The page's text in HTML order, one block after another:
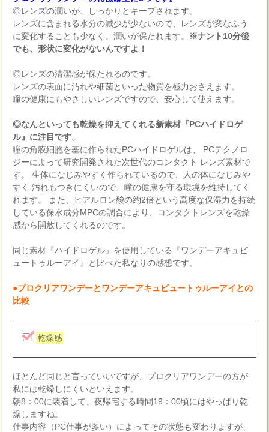
◎レンズの潤いが、しっかりとキープされます。
レンズに含まれる水分の減少が少ないので、レンズが変なふう
に変化することも少なく、潤いが保たれます。 ※ナント10分後
でも、形状に変化がないんですよ！
◎レンズの清潔感が保たれるのです。
レンズの表面に汚れや細菌といった物質を極力おさえます。
瞳の健康にもやさしいレンズですので、安心して使えます。
◎なんといっても乾燥を抑えてくれる新素材『PCハイドロゲ
ル』に注目です。
瞳の角膜細胞を基に作られたPCハイドロゲルは、 PCテクノロ
ジーによって研究開発された次世代のコンタクト レンズ素材で
す。 生体になじみやすく作られているので、人の体になじみや
すく 汚れもつきにくいので、瞳の健康を守る環境を維持してく
れます。 また、ヒアルロン酸の約2倍という高度な保湿力を持続
している保水成分MPCの調合により、コンタクトレンズを乾燥
感から開放してくれるのです。
同じ素材『ハイドロゲル』を使用している『ワンデーアキュビ
ュートゥルーアイ』と比べた私なりの感想です。
●プロクリアワンデーとワンデーアキュビュートゥルーアイとの
比較
乾燥感
ほとんど同じと言っていいですが、プロクリアワンデーの方が
私には乾燥しにくいといえます。
朝8：00に装着して、夜帰宅する時間19：00頃にはやっぱり乾
燥しますね。
仕事内容（PC仕事が多い）によってその状態も変わりますが、